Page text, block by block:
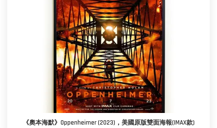
《奧本海默》Oppenheimer (2023)，美國原版雙面海報(IMAX款)